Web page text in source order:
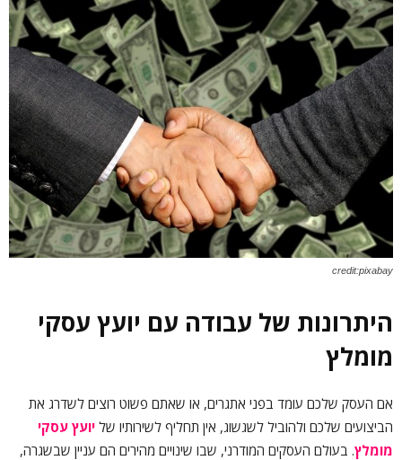
credit:pixabay
היתרונות של עבודה עם יועץ עסקי
מומלץ
אם העסק שלכם עומד בפני אתגרים, או שאתם פשוט רוצים לשדרג את
הביצועים שלכם ולהוביל לשגשוג, אין תחליף לשירותיו של יועץ עסקי
מומלץ. בעולם העסקים המודרני, שבו שינויים מהירים הם עניין שבשגרה,